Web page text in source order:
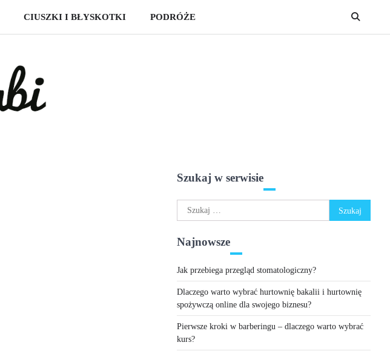
CIUSZKI I BŁYSKOTKI PODRÓŻE
Szukaj w serwisie
Szukaj:
Najnowsze
Jak przebiega przegląd stomatologiczny?
Dlaczego warto wybrać hurtownię bakalii i hurtownię
spożywczą online dla swojego biznesu?
Pierwsze kroki w barberingu – dlaczego warto wybrać
kurs?